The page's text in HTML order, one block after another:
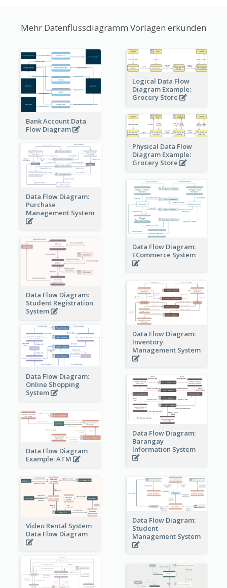
Mehr Datenflussdiagramm Vorlagen erkunden
Bank Account Data
Flow Diagram
Logical Data Flow
Diagram Example:
Grocery Store
Physical Data Flow
Diagram Example:
Grocery Store
Data Flow Diagram:
Purchase
Management System
Data Flow Diagram:
ECommerce System
Data Flow Diagram:
Student Registration
System
Data Flow Diagram:
Inventory
Management System
Data Flow Diagram:
Online Shopping
System
Data Flow Diagram:
Barangay
Information System
Data Flow Diagram
Example: ATM
Video Rental System
Data Flow Diagram
Data Flow Diagram:
Student
Management System